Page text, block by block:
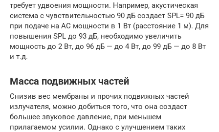
требует удвоения мощности. Например, акустическая
система с чувствительностью 90 дБ создает SPL= 90 дБ
при подаче на АС мощности в 1 Вт (расстояние 1 м). Для
повышения SPL до 93 дБ, необходимо увеличить
мощность до 2 Вт, до 96 дБ — до 4 Вт, до 99 дБ — до 8 Вт
и т.д.
Масса подвижных частей
Снизив вес мембраны и прочих подвижных частей
излучателя, можно добиться того, что она создаст
большее звуковое давление, при меньшем
прилагаемом усилии. Однако с улучшением таких